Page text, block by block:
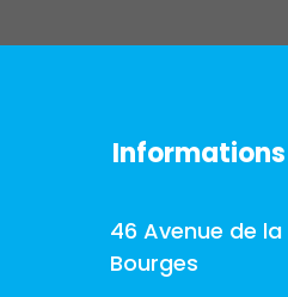
46 Avenue de
Bourges